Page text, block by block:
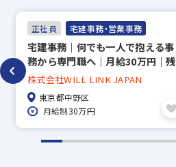
正社員 宅建事務・営業事務
宅建事務｜何でも一人で抱える事
務から専門職へ｜月給30万円｜残
業月5時間以内｜賞与年3回
株式会社WILL LINK JAPAN
東京都中野区
月給制30万円